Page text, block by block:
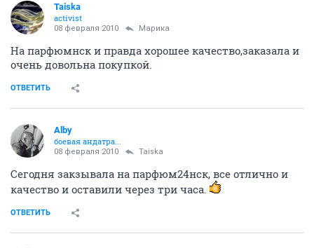
Taiska
activist
08 февраля 2010 Марика
На парфюмнск и правда хорошее качество,заказала и
очень довольна покупкой.
ОТВЕТИТЬ
Alby
боевая андатра...
08 февраля 2010 Taiska
Сегодня закзывала на парфюм24нск, все отлично и
качество и оставили через три часа.
ОТВЕТИТЬ